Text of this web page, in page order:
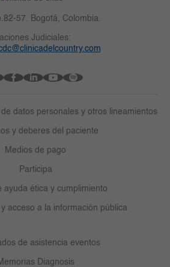
57. Bogotá, Colombia.
Judiciales:
datos personales y otros lineamientos
y deberes del paciente
Medios de pago
Participa
ayuda ética y cumplimiento
y acceso a la información pública
de asistencia eventos
Diagnosis